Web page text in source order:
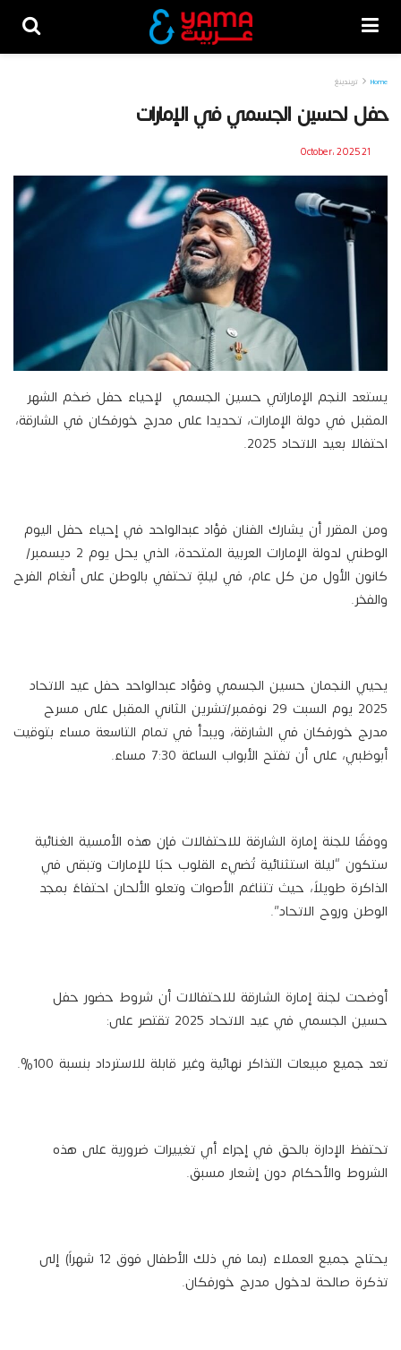
Home تريندينغ
حفل لحسين الجسمي في الإمارات
21 October، 2025
يستعد النجم الإماراتي حسين الجسمي لإحياء حفل ضخم الشهر
المقبل في دولة الإمارات، تحديدا على مدرج خورفكان في الشارقة،
احتفالا بعيد الاتحاد 2025.
ومن المقرر أن يشارك الفنان فؤاد عبدالواحد في إحياء حفل اليوم
الوطني لدولة الإمارات العربية المتحدة، الذي يحل يوم 2 ديسمبر/
كانون الأول من كل عام، في ليلةٍ تحتفي بالوطن على أنغام الفرح
والفخر.
يحيي النجمان حسين الجسمي وفؤاد عبدالواحد حفل عيد الاتحاد
2025 يوم السبت 29 نوفمبر/تشرين الثاني المقبل على مسرح
مدرج خورفكان في الشارقة، ويبدأ في تمام التاسعة مساء بتوقيت
أبوظبي، على أن تفتح الأبواب الساعة 7:30 مساء.
ووفقًا للجنة إمارة الشارقة للاحتفالات فإن هذه الأمسية الغنائية
ستكون “ليلة استثنائية تُضيء القلوب حبًا للإمارات وتبقى في
الذاكرة طويلاً، حيث تتناغم الأصوات وتعلو الألحان احتفاءً بمجد
الوطن وروح الاتحاد”.
أوضحت لجنة إمارة الشارقة للاحتفالات أن شروط حضور حفل
حسين الجسمي في عيد الاتحاد 2025 تقتصر على:
تعد جميع مبيعات التذاكر نهائية وغير قابلة للاسترداد بنسبة 100%.
تحتفظ الإدارة بالحق في إجراء أي تغييرات ضرورية على هذه
الشروط والأحكام دون إشعار مسبق.
يحتاج جميع العملاء (بما في ذلك الأطفال فوق 12 شهراً) إلى
تذكرة صالحة لدخول مدرج خورفكان.